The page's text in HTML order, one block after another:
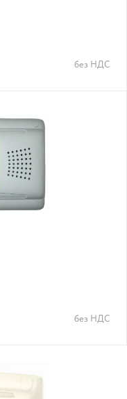
без НДС
без НДС